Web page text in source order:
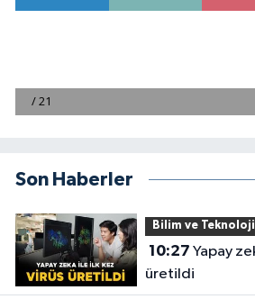
Son Haberler
Bilim ve Teknoloji
10:27
üretildi